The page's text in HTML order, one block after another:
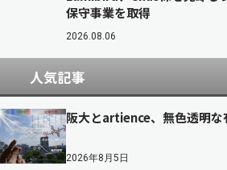
保守事業を取得
2026.08.06
人気記事
阪大とartience、無色透明な
2026年8月5日